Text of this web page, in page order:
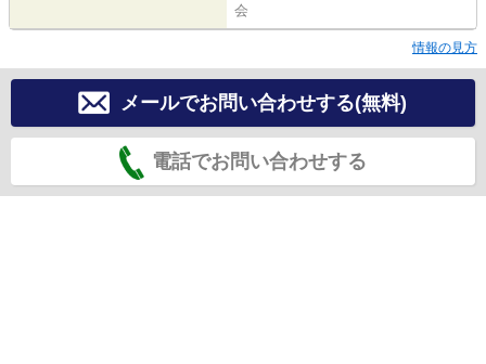
会
情報の見方
メールでお問い合わせする(無料)
電話でお問い合わせする